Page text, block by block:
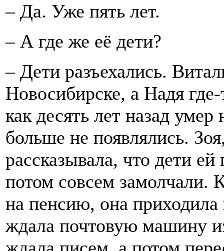
– Да. Уже пять лет.
– А где же её дети?
– Дети разъехались.
Новосибирске, а Надя
как десять лет назад
больше не появлялись.
рассказывала, что дети
потом совсем замолчали.
на пенсию, она
ждала почтовую машину